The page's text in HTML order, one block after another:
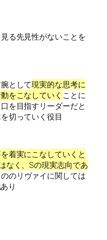
る先見性がないことを
として現実的な思考に
をこなしていく ことに
を目指すリーダーだと
切っていく役目
着実にこなしていくと
なく、Sの現実志向であ
のリヴァイに関しては
り